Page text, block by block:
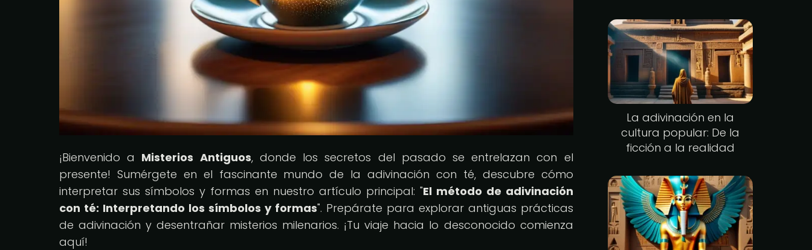
¡Bienvenido a Misterios Antiguos, donde los secretos del pasado se entrelazan con el
presente! Sumérgete en el fascinante mundo de la adivinación con té, descubre cómo
interpretar sus símbolos y formas en nuestro artículo principal: "El método de adivinación
con té: Interpretando los símbolos y formas". Prepárate para explorar antiguas prácticas
de adivinación y desentrañar misterios milenarios. ¡Tu viaje hacia lo desconocido comienza
aquí!
La adivinación en la
cultura popular: De la
ficción a la realidad